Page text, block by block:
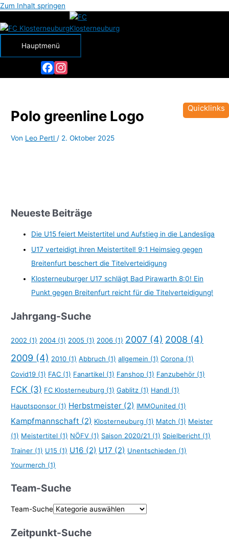
Zum Inhalt springen
Hauptmenü
Polo greenline Logo
Von Leo Pertl / 2. Oktober 2025
Neueste Beiträge
Die U15 feiert Meistertitel und Aufstieg in die Landesliga
U17 verteidigt ihren Meistertitel! 9:1 Heimsieg gegen
Breitenfurt beschert die Titelverteidigung
Klosterneuburger U17 schlägt Bad Pirawarth 8:0! Ein
Punkt gegen Breitenfurt reicht für die Titelverteidigung!
Jahrgang-Suche
2002 (1) 2004 (1) 2005 (1) 2006 (1) 2007 (4) 2008 (4)
2009 (4) 2010 (1) Abbruch (1) allgemein (1) Corona (1)
Covid19 (1) FAC (1) Fanartikel (1) Fanshop (1) Fanzubehör (1)
FCK (3) FC Klosterneuburg (1) Gablitz (1) Handl (1)
Hauptsponsor (1) Herbstmeister (2) IMMOunited (1)
Kampfmannschaft (2) Klosterneuburg (1) Match (1) Meister
(1) Meistertitel (1) NÖFV (1) Saison 2020/21 (1) Spielbericht (1)
Trainer (1) U15 (1) U16 (2) U17 (2) Unentschieden (1)
Yourmerch (1)
Team-Suche
Team-Suche
Zeitpunkt-Suche
Quicklinks